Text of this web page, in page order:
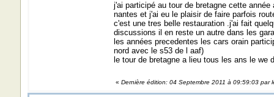
j'ai participé au tour de bretagne cette
nantes et j'ai eu le plaisir de faire parfois
c'est une tres belle restauration .j'ai fait
discussions il en reste un autre dans les
les années precedentes les cars orain
nord avec le s53 de l aaf)
le tour de bretagne a lieu tous les ans le
« Dernière édition: 04 Septembre 2011 à 09:59:03 par